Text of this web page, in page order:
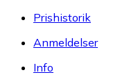
Prishistorik
Anmeldelser
Info